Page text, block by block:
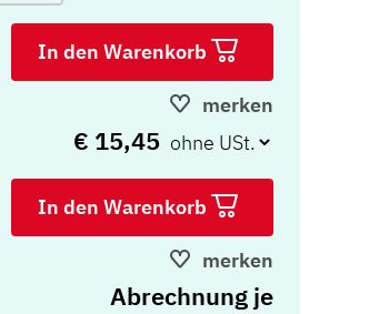
In den Warenkorb
merken
€ 15,45
In den Warenkorb
merken
Abrechnung je